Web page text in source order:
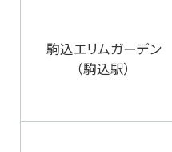
駒込エリムガーデン
（駒込駅）